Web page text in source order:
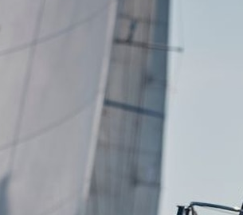
05
Classe Ultim 32/23